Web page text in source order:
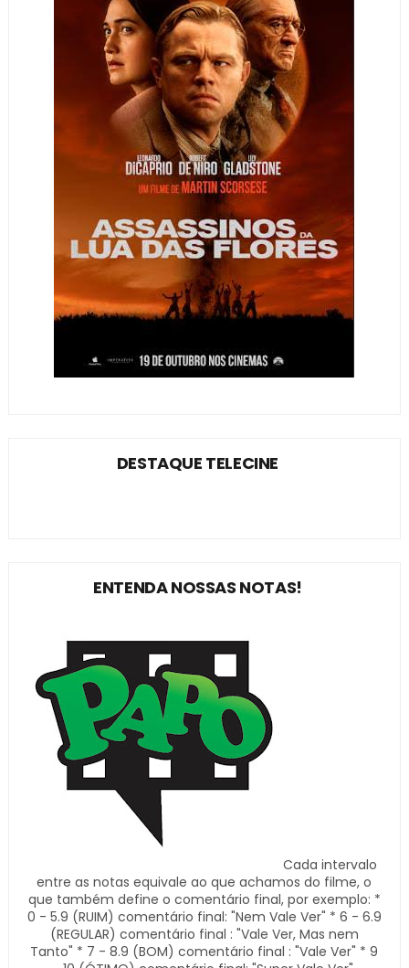
DESTAQUE TELECINE
ENTENDA NOSSAS NOTAS!
Cada intervalo
entre as notas equivale ao que achamos do filme, o
que também define o comentário final, por exemplo: *
0 - 5.9 (RUIM) comentário final: "Nem Vale Ver" * 6 - 6.9
(REGULAR) comentário final : "Vale Ver, Mas nem
Tanto" * 7 - 8.9 (BOM) comentário final : "Vale Ver" * 9